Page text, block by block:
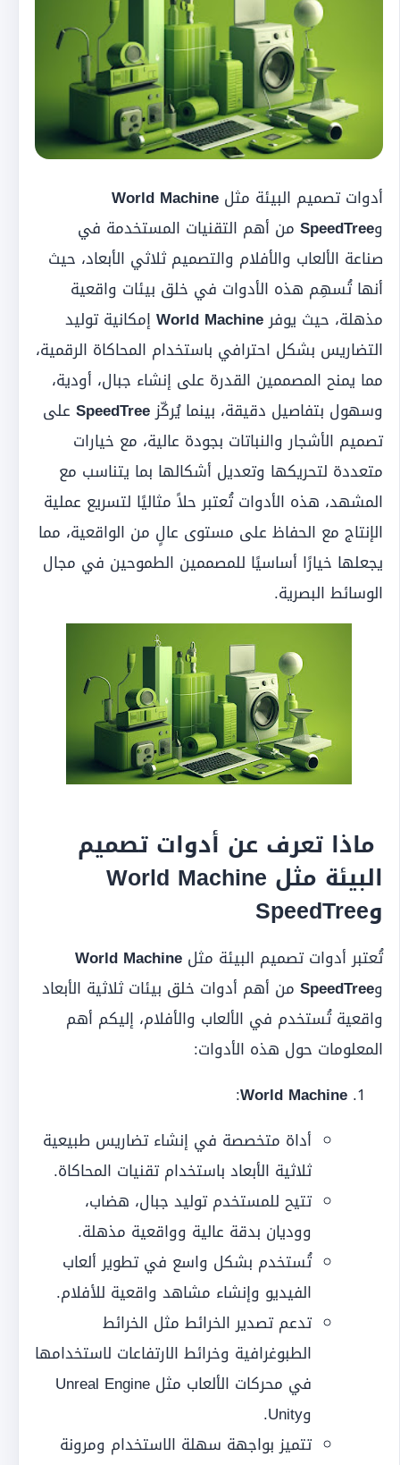
أدوات تصميم البيئة مثل World Machine
وSpeedTree من أهم التقنيات المستخدمة في
صناعة الألعاب والأفلام والتصميم ثلاثي الأبعاد، حيث
أنها تُسهِم هذه الأدوات في خلق بيئات واقعية
مذهلة، حيث يوفرWorld Machine إمكانية توليد
التضاريس بشكل احترافي باستخدام المحاكاة الرقمية،
مما يمنح المصممين القدرة على إنشاء جبال، أودية،
وسهول بتفاصيل دقيقة، بينما يُركّزSpeedTree على
تصميم الأشجار والنباتات بجودة عالية، مع خيارات
متعددة لتحريكها وتعديل أشكالها بما يتناسب مع
المشهد، هذه الأدوات تُعتبر حلاً مثاليًا لتسريع عملية
الإنتاج مع الحفاظ على مستوى عالٍ من الواقعية، مما
يجعلها خيارًا أساسيًا للمصممين الطموحين في مجال
الوسائط البصرية.
ماذا تعرف عن أدوات تصميم
البيئة مثل World Machine
وSpeedTree
تُعتبر أدوات تصميم البيئة مثل World Machine
وSpeedTree من أهم أدوات خلق بيئات ثلاثية الأبعاد
واقعية تُستخدم في الألعاب والأفلام، إليكم أهم
المعلومات حول هذه الأدوات:
World Machine
:
أداة متخصصة في إنشاء تضاريس طبيعية
ثلاثية الأبعاد باستخدام تقنيات المحاكاة.
تتيح للمستخدم توليد جبال، هضاب،
ووديان بدقة عالية وواقعية مذهلة.
تُستخدم بشكل واسع في تطوير ألعاب
الفيديو وإنشاء مشاهد واقعية للأفلام.
تدعم تصدير الخرائط مثل الخرائط
الطبوغرافية وخرائط الارتفاعات لاستخدامها
في محركات الألعاب مثل Unreal Engine
وUnity.
تتميز بواجهة سهلة الاستخدام ومرونة